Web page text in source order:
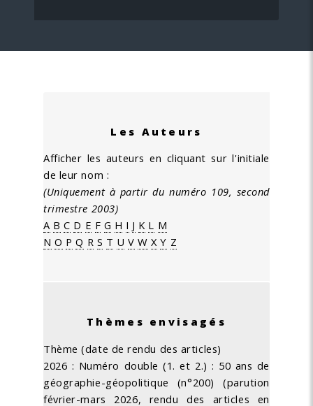
Les Auteurs
Afficher les auteurs en cliquant sur l'initiale
de leur nom :
(Uniquement à partir du numéro 109, second
trimestre 2003)
A B C D E F G H I J K L M
N O P Q R S T U V W X Y Z
Thèmes envisagés
Thème (date de rendu des articles)
2026 : Numéro double (1. et 2.) : 50 ans de
géographie-géopolitique (n°200) (parution
février-mars 2026, rendu des articles en